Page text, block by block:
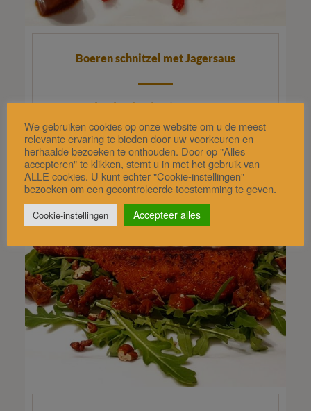
Boeren schnitzel met Jagersaus
We gebruiken cookies op onze website om u de meest
relevante ervaring te bieden door uw voorkeuren en
herhaalde bezoeken te onthouden. Door op "Alles
accepteren" te klikken, stemt u in met het gebruik van
ALLE cookies. U kunt echter "Cookie-instellingen"
bezoeken om een gecontroleerde toestemming te geven.
Cookie-instellingen Accepteer alles